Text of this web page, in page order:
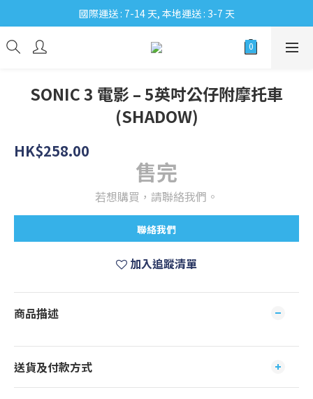
國際運送 : 7-14 天, 本地運送 : 3-7 天
SONIC 3 電影 – 5英吋公仔附摩托車
(SHADOW)
HK$258.00
售完
若想購買，請聯絡我們。
聯絡我們
加入追蹤清單
商品描述
送貨及付款方式